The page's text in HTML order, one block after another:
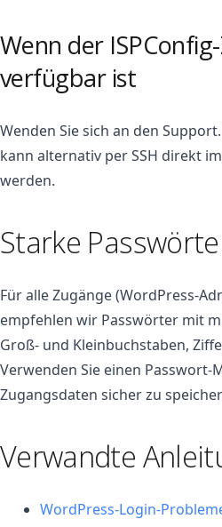
Wenn der
verfügbar ist
Wenden Sie sich an den
kann alternativ per SSH direkt
werden.
Starke
Für alle Zugänge (WordPress-
empfehlen wir Passwörter mit
Groß- und Kleinbuchstaben,
Verwenden Sie einen Passwort-
Zugangsdaten sicher zu
Verwandte
WordPress-Login-